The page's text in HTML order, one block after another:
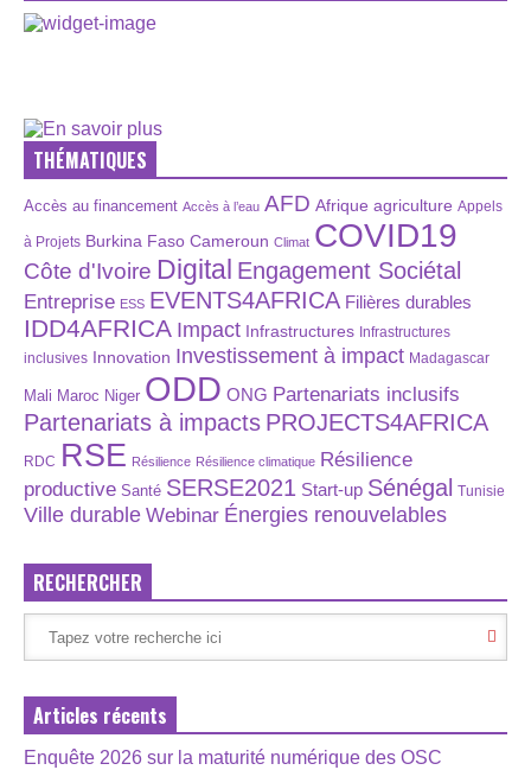
THÉMATIQUES
Accès au financement Accès à l’eau AFD Afrique agriculture Appels
à Projets Burkina Faso Cameroun Climat COVID19
Côte d'Ivoire Digital Engagement Sociétal
Entreprise ESS EVENTS4AFRICA Filières durables
IDD4AFRICA Impact Infrastructures Infrastructures
inclusives Innovation Investissement à impact Madagascar
Mali Maroc Niger ODD ONG Partenariats inclusifs
Partenariats à impacts PROJECTS4AFRICA
RDC RSE Résilience Résilience climatique Résilience
productive Santé SERSE2021 Start-up Sénégal Tunisie
Ville durable Webinar Énergies renouvelables
RECHERCHER
Articles récents
Enquête 2026 sur la maturité numérique des OSC